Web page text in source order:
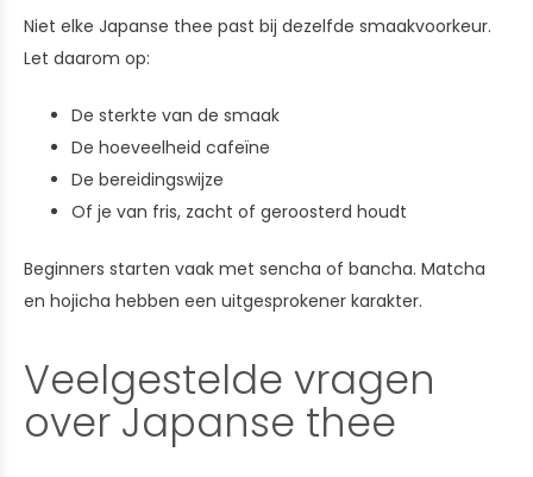
Niet elke Japanse thee past bij dezelfde smaakvoorkeur.
Let daarom op:
De sterkte van de smaak
De hoeveelheid cafeïne
De bereidingswijze
Of je van fris, zacht of geroosterd houdt
Beginners starten vaak met sencha of bancha. Matcha
en hojicha hebben een uitgesprokener karakter.
Veelgestelde vragen
over Japanse thee